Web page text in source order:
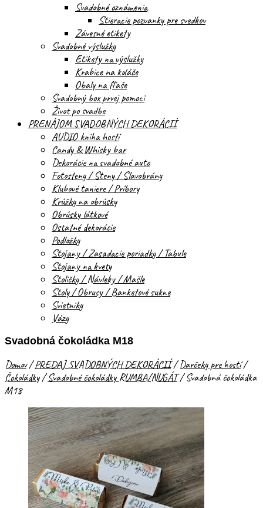
Svadobné oznámenia
Stieracie pozvanky pre svedkov
Závesné etikety
Svadobné výslužky
Etikety na výslužky
Krabice na koláče
Obaly na fľaše
Svadobný box prvej pomoci
Život po svadbe
PRENÁJOM SVADOBNÝCH DEKORÁCIÍ
AUDIO kniha hostí
Candy & Whisky bar
Dekorácie na svadobné auto
Fotosteny / Steny / Slavobrány
Klubové taniere / Príbory
Krúžky na obrúsky
Obrúsky látkové
Ostatné dekorácie
Podložky
Stojany / Zasadacie poriadky / Tabule
Stojany na kvety
Stoličky / Návleky / Mašle
Stoly / Obrusy / Banketové sukne
Svietniky
Vázy
Svadobná čokoládka M18
Domov/PREDAJ SVADOBNÝCH DEKORÁCIÍ/Darčeky pre hostí/
Čokoládky/Svadobné čokoládky RUMBA/NUGÁT/Svadobná čokoládka
M18